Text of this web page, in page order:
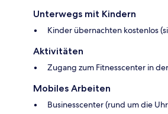
Unterwegs mit Kindern
Kinder übernachten kostenlos
Aktivitäten
Zugang zum Fitnesscenter in
Mobiles Arbeiten
Businesscenter (rund um die